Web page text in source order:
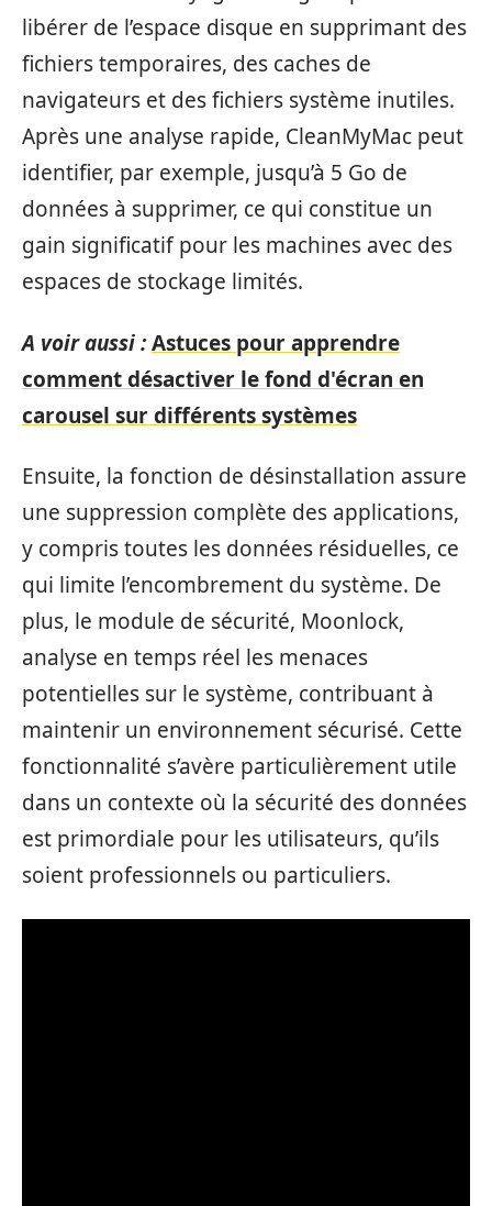
libérer de l’espace disque en supprimant des
fichiers temporaires, des caches de
navigateurs et des fichiers système inutiles.
Après une analyse rapide, CleanMyMac peut
identifier, par exemple, jusqu’à 5 Go de
données à supprimer, ce qui constitue un
gain significatif pour les machines avec des
espaces de stockage limités.
A voir aussi :Astuces pour apprendre
comment désactiver le fond d'écran en
carousel sur différents systèmes
Ensuite, la fonction de désinstallation assure
une suppression complète des applications,
y compris toutes les données résiduelles, ce
qui limite l’encombrement du système. De
plus, le module de sécurité, Moonlock,
analyse en temps réel les menaces
potentielles sur le système, contribuant à
maintenir un environnement sécurisé. Cette
fonctionnalité s’avère particulièrement utile
dans un contexte où la sécurité des données
est primordiale pour les utilisateurs, qu’ils
soient professionnels ou particuliers.